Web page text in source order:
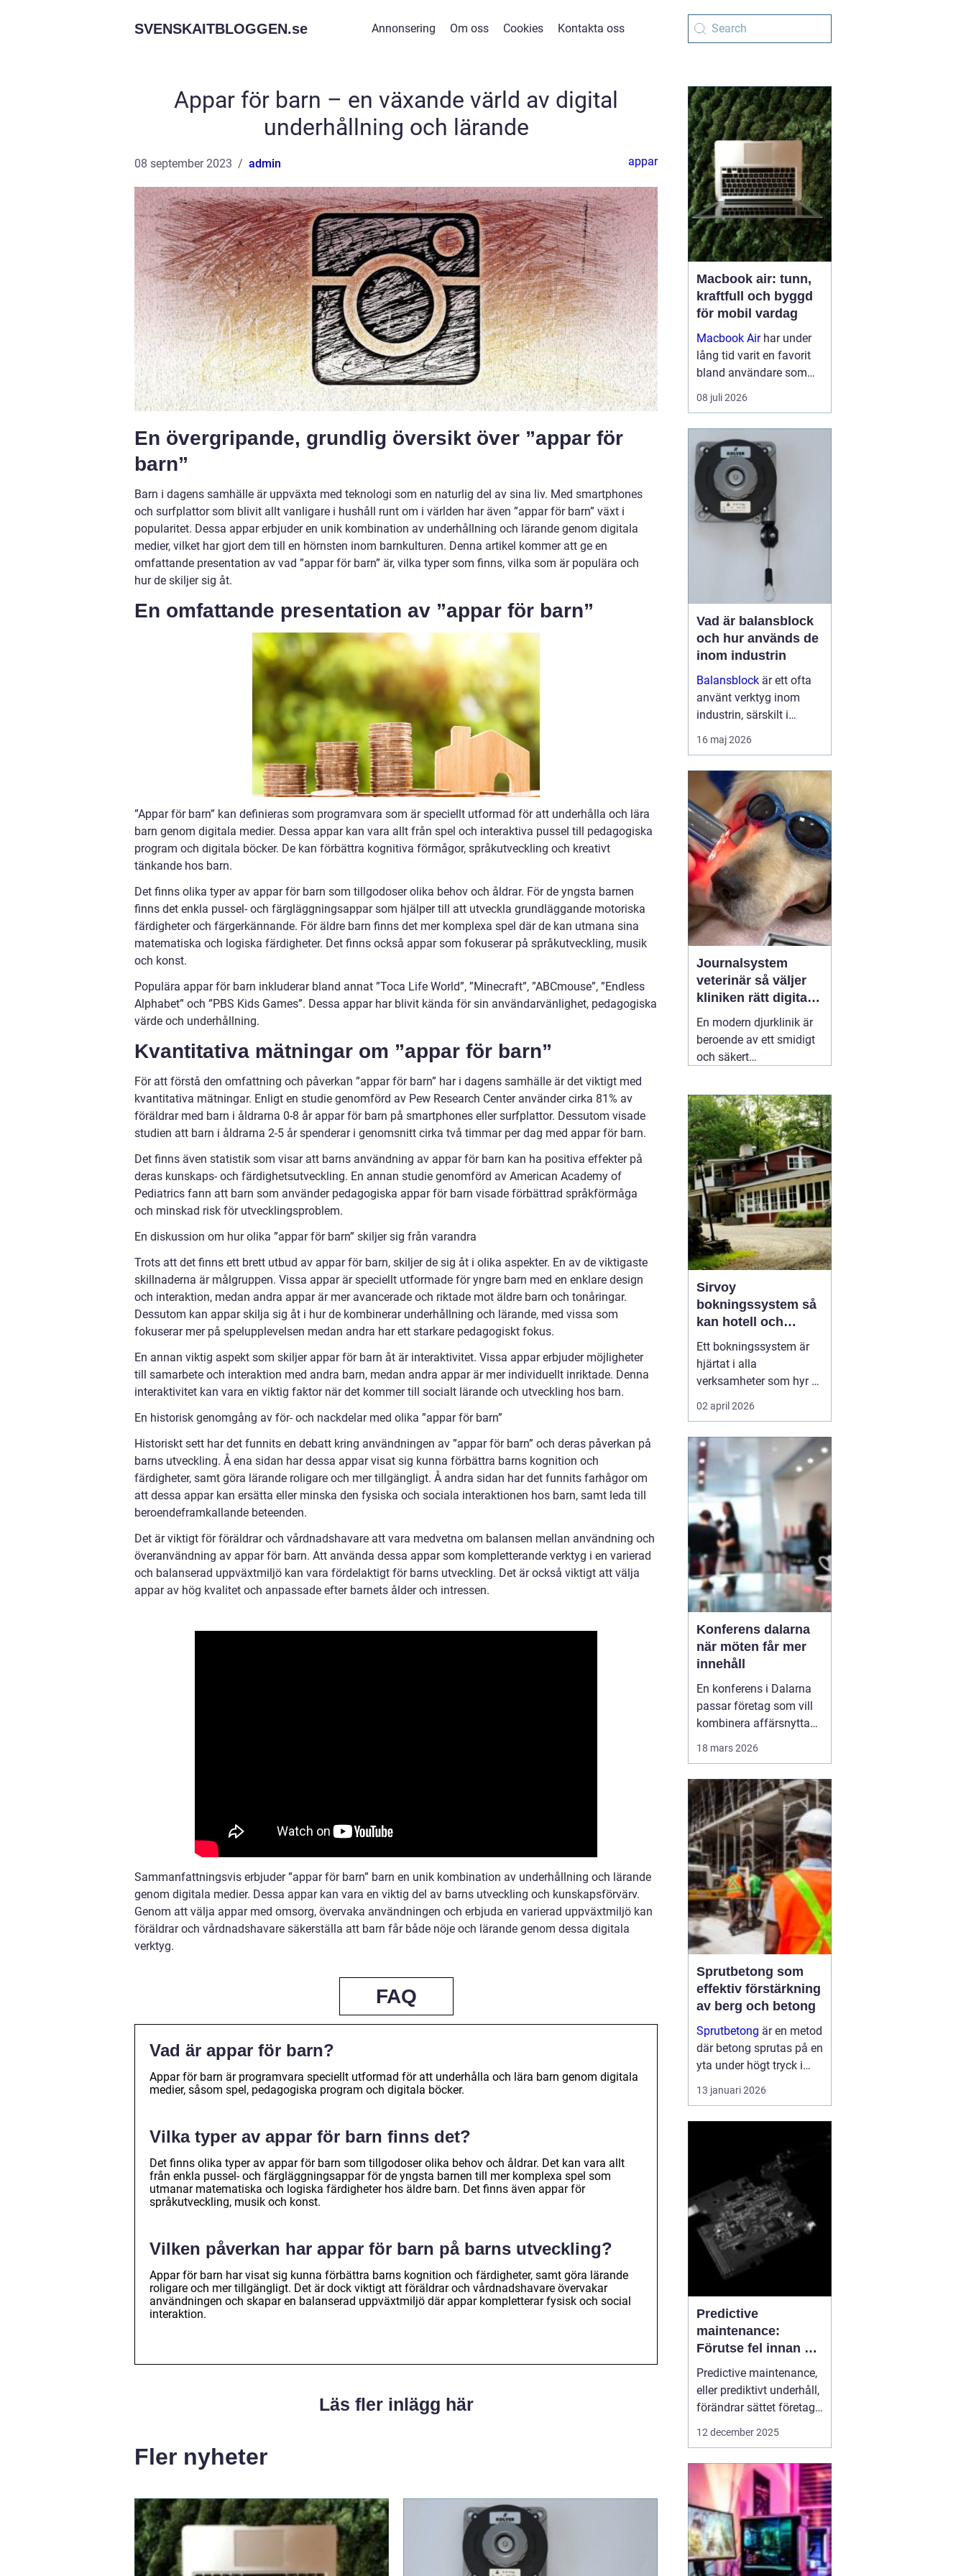
SVENSKAITBLOGGEN.se Annonsering Om oss Cookies Kontakta oss
Appar för barn – en växande värld av digital
underhållning och lärande
08 september 2023 admin appar
En övergripande, grundlig översikt över ”appar för
barn”
Barn i dagens samhälle är uppväxta med teknologi som en naturlig del av sina liv. Med smartphones
och surfplattor som blivit allt vanligare i hushåll runt om i världen har även ”appar för barn” växt i
popularitet. Dessa appar erbjuder en unik kombination av underhållning och lärande genom digitala
medier, vilket har gjort dem till en hörnsten inom barnkulturen. Denna artikel kommer att ge en
omfattande presentation av vad ”appar för barn” är, vilka typer som finns, vilka som är populära och
hur de skiljer sig åt.
En omfattande presentation av ”appar för barn”
”Appar för barn” kan definieras som programvara som är speciellt utformad för att underhålla och lära
barn genom digitala medier. Dessa appar kan vara allt från spel och interaktiva pussel till pedagogiska
program och digitala böcker. De kan förbättra kognitiva förmågor, språkutveckling och kreativt
tänkande hos barn.
Det finns olika typer av appar för barn som tillgodoser olika behov och åldrar. För de yngsta barnen
finns det enkla pussel- och färgläggningsappar som hjälper till att utveckla grundläggande motoriska
färdigheter och färgerkännande. För äldre barn finns det mer komplexa spel där de kan utmana sina
matematiska och logiska färdigheter. Det finns också appar som fokuserar på språkutveckling, musik
och konst.
Populära appar för barn inkluderar bland annat ”Toca Life World”, ”Minecraft”, ”ABCmouse”, ”Endless
Alphabet” och ”PBS Kids Games”. Dessa appar har blivit kända för sin användarvänlighet, pedagogiska
värde och underhållning.
Kvantitativa mätningar om ”appar för barn”
För att förstå den omfattning och påverkan ”appar för barn” har i dagens samhälle är det viktigt med
kvantitativa mätningar. Enligt en studie genomförd av Pew Research Center använder cirka 81% av
föräldrar med barn i åldrarna 0-8 år appar för barn på smartphones eller surfplattor. Dessutom visade
studien att barn i åldrarna 2-5 år spenderar i genomsnitt cirka två timmar per dag med appar för barn.
Det finns även statistik som visar att barns användning av appar för barn kan ha positiva effekter på
deras kunskaps- och färdighetsutveckling. En annan studie genomförd av American Academy of
Pediatrics fann att barn som använder pedagogiska appar för barn visade förbättrad språkförmåga
och minskad risk för utvecklingsproblem.
En diskussion om hur olika ”appar för barn” skiljer sig från varandra
Trots att det finns ett brett utbud av appar för barn, skiljer de sig åt i olika aspekter. En av de viktigaste
skillnaderna är målgruppen. Vissa appar är speciellt utformade för yngre barn med en enklare design
och interaktion, medan andra appar är mer avancerade och riktade mot äldre barn och tonåringar.
Dessutom kan appar skilja sig åt i hur de kombinerar underhållning och lärande, med vissa som
fokuserar mer på spelupplevelsen medan andra har ett starkare pedagogiskt fokus.
En annan viktig aspekt som skiljer appar för barn åt är interaktivitet. Vissa appar erbjuder möjligheter
till samarbete och interaktion med andra barn, medan andra appar är mer individuellt inriktade. Denna
interaktivitet kan vara en viktig faktor när det kommer till socialt lärande och utveckling hos barn.
En historisk genomgång av för- och nackdelar med olika ”appar för barn”
Historiskt sett har det funnits en debatt kring användningen av ”appar för barn” och deras påverkan på
barns utveckling. Å ena sidan har dessa appar visat sig kunna förbättra barns kognition och
färdigheter, samt göra lärande roligare och mer tillgängligt. Å andra sidan har det funnits farhågor om
att dessa appar kan ersätta eller minska den fysiska och sociala interaktionen hos barn, samt leda till
beroendeframkallande beteenden.
Det är viktigt för föräldrar och vårdnadshavare att vara medvetna om balansen mellan användning och
överanvändning av appar för barn. Att använda dessa appar som kompletterande verktyg i en varierad
och balanserad uppväxtmiljö kan vara fördelaktigt för barns utveckling. Det är också viktigt att välja
appar av hög kvalitet och anpassade efter barnets ålder och intressen.
Sammanfattningsvis erbjuder ”appar för barn” barn en unik kombination av underhållning och lärande
genom digitala medier. Dessa appar kan vara en viktig del av barns utveckling och kunskapsförvärv.
Genom att välja appar med omsorg, övervaka användningen och erbjuda en varierad uppväxtmiljö kan
föräldrar och vårdnadshavare säkerställa att barn får både nöje och lärande genom dessa digitala
verktyg.
FAQ
Vad är appar för barn?
Appar för barn är programvara speciellt utformad för att underhålla och lära barn genom digitala
medier, såsom spel, pedagogiska program och digitala böcker.
Vilka typer av appar för barn finns det?
Det finns olika typer av appar för barn som tillgodoser olika behov och åldrar. Det kan vara allt
från enkla pussel- och färgläggningsappar för de yngsta barnen till mer komplexa spel som
utmanar matematiska och logiska färdigheter hos äldre barn. Det finns även appar för
språkutveckling, musik och konst.
Vilken påverkan har appar för barn på barns utveckling?
Appar för barn har visat sig kunna förbättra barns kognition och färdigheter, samt göra lärande
roligare och mer tillgängligt. Det är dock viktigt att föräldrar och vårdnadshavare övervakar
användningen och skapar en balanserad uppväxtmiljö där appar kompletterar fysisk och social
interaktion.
Läs fler inlägg här
Fler nyheter
Macbook air: tunn,
kraftfull och byggd
för mobil vardag
Macbook Airhar under
lång tid varit en favorit
bland användare som
vill ha en lätt, smidig och
samtidigt kraftfull dator
kreativitet. Med apples
egna chip har serien
tagit...
08 juli 2026
Vad är balansblock
och hur används de
inom industrin
Balansblock är ett ofta
använt verktyg inom
industrin, särskilt i
verkstads- och
produktionsmiljöer, där
effektivisera
arbetsfl&oum...
16 maj 2026
Journalsystem
veterinär så väljer
kliniken rätt digitalt
stöd
En modern djurklinik är
beroende av ett smidigt
och säkert
fungerande digitalt flöde
blir vardagen snabbt
rörig: dubbelbokningar,
svåröverskådliga
journaler och onödigt
administrativt arbete. Ett
03 april 2026
Sirvoy
bokningssystem så
kan hotell och
uthyrning ta nästa
steg
Ett bokningssystem är
hjärtat i alla
verksamheter som hyr ut
rum, stugor eller andra
objekt. När bokningarna
mejl till webben behövs
verktyg som är lätta att
förstå, fungerar dygnet
runt och minskar risken
för dubbelbokningar...
02 april 2026
Konferens dalarna
när möten får mer
innehåll
En konferens i Dalarna
passar företag som vill
kombinera affärsnytta
landsbygd, djupa skogar,
glittrande sjöar och en
levande kulturhistoria
mitt i Sverige, på rimligt
avstånd från storst...
18 mars 2026
Sprutbetong som
effektiv förstärkning
av berg och betong
Sprutbetong är en metod
där betong sprutas på en
yta under högt tryck i
stället för att gjutas i
formar. Tekniken a...
13 januari 2026
Predictive
maintenance:
Förutse fel innan de
uppstår med hjälp
av sensorer
Predictive maintenance,
eller prediktivt underhåll,
förändrar sättet företag
hanterar maskiner och
går sönder, använder
system se...
12 december 2025